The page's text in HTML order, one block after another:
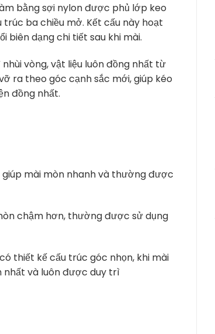
bằng sợi nylon được phủ lớp keo
ba chiều mở. Kết cấu này hoạt
biên dạng chi tiết sau khi mài.
vòng, vật liệu luôn đồng nhất từ
ra theo góc cạnh sắc mới, giúp kéo
đồng nhất.
mài mòn nhanh và thường được
chậm hơn, thường được sử dụng
thiết kế cấu trúc góc nhọn, khi mài
nhất và luôn được duy trì